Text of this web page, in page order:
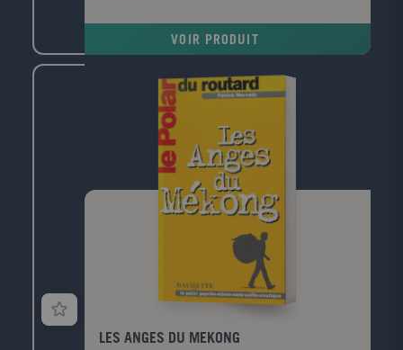
promenade : architecture, nature ou culture ;
parcourir, temps minimum à y consacrer."
VOIR PRODUIT
LES ANGES DU MEKONG